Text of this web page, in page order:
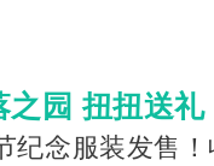
之园 扭扭送礼
纪念服装发售